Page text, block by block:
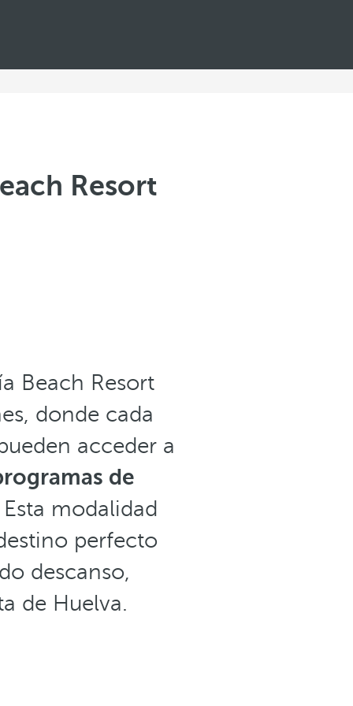
Resort
Beach Resort
donde cada
acceder a
de
modalidad
perfecto
descanso,
de Huelva.